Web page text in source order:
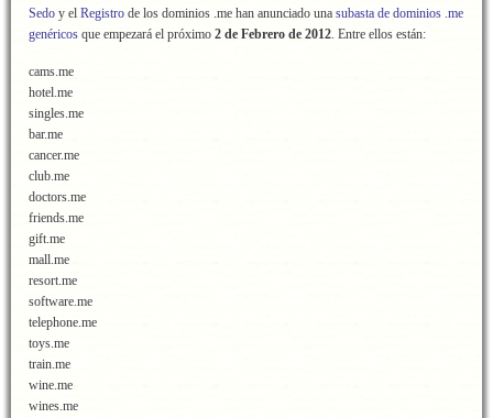
Sedo y el Registro de los dominios .me han anunciado una subasta de dominios .me
genéricos que empezará el próximo 2 de Febrero de 2012. Entre ellos están:
cams.me
hotel.me
singles.me
bar.me
cancer.me
club.me
doctors.me
friends.me
gift.me
mall.me
resort.me
software.me
telephone.me
toys.me
train.me
wine.me
wines.me